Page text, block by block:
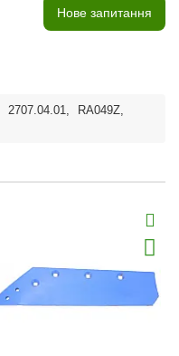
Нове запитання
2707.04.01, RA049Z,